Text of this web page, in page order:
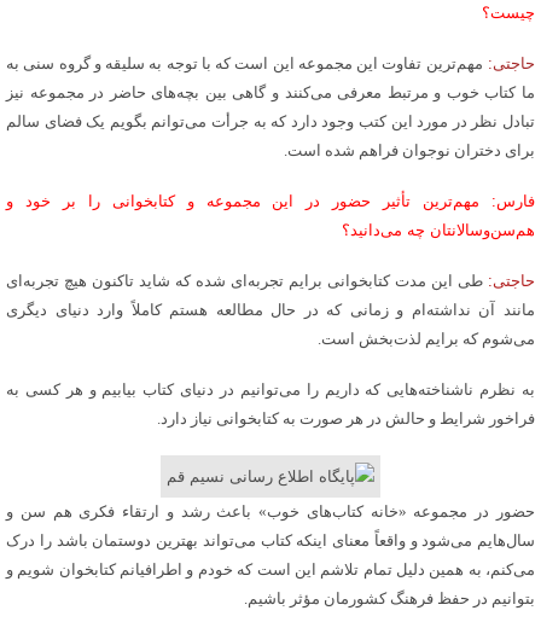
چیست؟
حاجتی: مهم‌ترین تفاوت این مجموعه این است که با توجه به سلیقه و گروه سنی به
ما کتاب خوب و مرتبط معرفی می‌کنند و گاهی بین بچه‌های حاضر در مجموعه نیز
تبادل نظر در مورد این کتب وجود دارد که به جرأت می‌توانم بگویم یک فضای سالم
برای دختران نوجوان فراهم شده است.
فارس: مهم‌ترین تأثیر حضور در این مجموعه و کتابخوانی را بر خود و
هم‌سن‌وسالانتان چه می‌دانید؟
حاجتی: طی این مدت کتابخوانی برایم تجربه‌ای شده که شاید تاکنون هیچ تجربه‌ای
مانند آن نداشته‌ام و زمانی که در حال مطالعه هستم کاملاً وارد دنیای دیگری
می‌شوم که برایم لذت‌بخش است.
به نظرم ناشناخته‌هایی که داریم را می‌توانیم در دنیای کتاب بیابیم و هر کسی به
فراخور شرایط و حالش در هر صورت به کتابخوانی نیاز دارد.
حضور در مجموعه «خانه کتاب‌های خوب» باعث رشد و ارتقاء فکری هم سن و
سال‌هایم می‌شود و واقعاً معنای اینکه کتاب می‌تواند بهترین دوستمان باشد را درک
می‌کنم، به همین دلیل تمام تلاشم این است که خودم و اطرافیانم کتابخوان شویم و
بتوانیم در حفظ فرهنگ کشورمان مؤثر باشیم.